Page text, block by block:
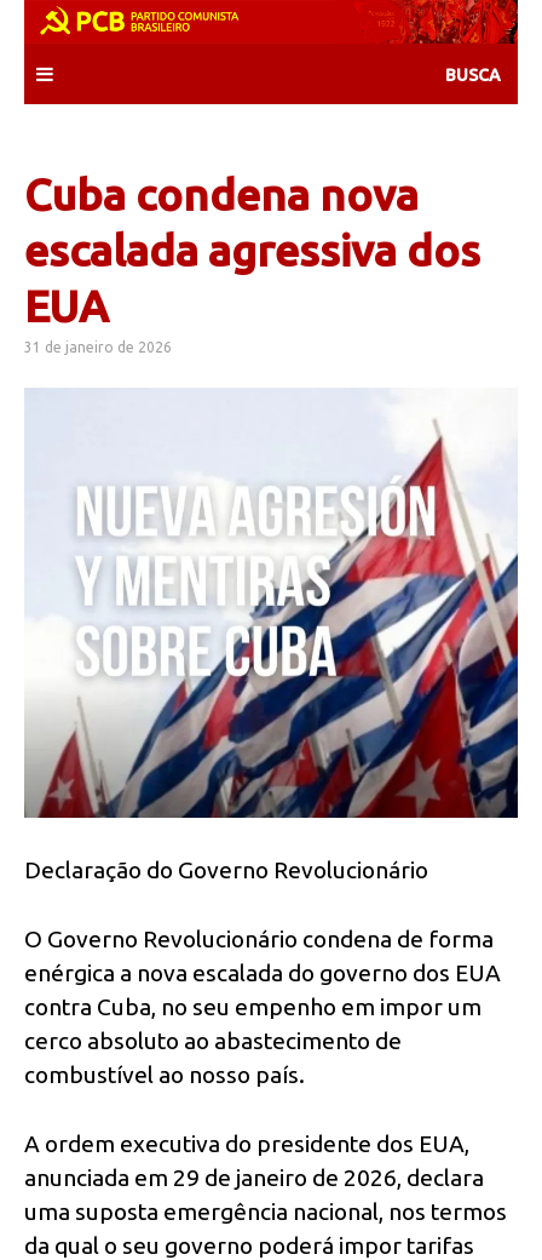
content
Cuba condena nova
escalada agressiva dos
EUA
31 de janeiro de 2026
Declaração do Governo Revolucionário
O Governo Revolucionário condena de forma
enérgica a nova escalada do governo dos EUA
contra Cuba, no seu empenho em impor um
cerco absoluto ao abastecimento de
combustível ao nosso país.
A ordem executiva do presidente dos EUA,
anunciada em 29 de janeiro de 2026, declara
uma suposta emergência nacional, nos termos
da qual o seu governo poderá impor tarifas